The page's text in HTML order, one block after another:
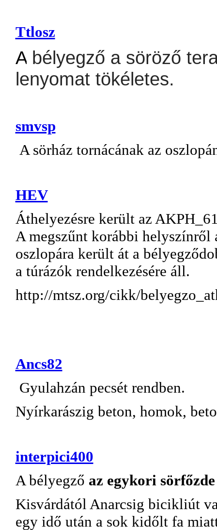
Ttlosz
Abélyegző a söröző
lenyomat tökéletes.
smvsp
A sörház tornácának az
HEV
Áthelyezésre került az
A megszűnt korábbi helyszínről
oszlopára került át a
a túrázók rendelkezésére áll.
http://mtsz.org/cikk/
Ancs82
Gyulahzán pecsét rendben.
Nyírkarászig beton, homok,
interpici400
A bélyegző az egykori
Kisvárdától Anarcsig bicikliút
egy idő után a sok kidőlt fa